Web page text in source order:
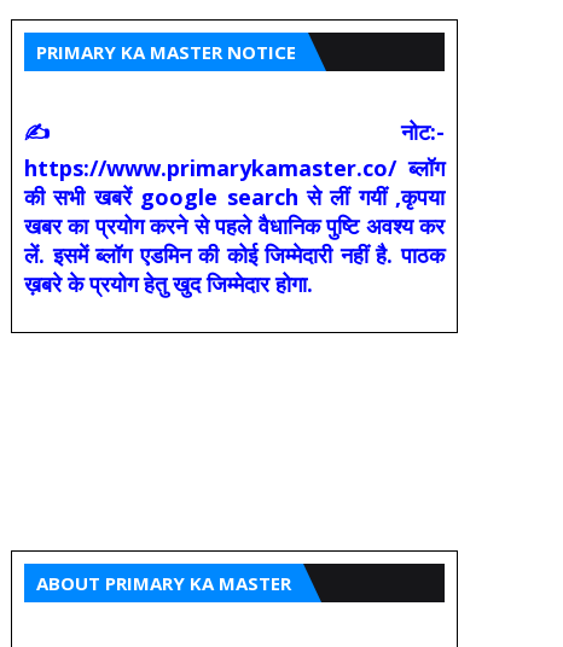
PRIMARY KA MASTER NOTICE
✍ नोट:-
https://www.primarykamaster.co/ ब्लॉग
की सभी खबरें google search से लीं गयीं ,कृपया
खबर का प्रयोग करने से पहले वैधानिक पुष्टि अवश्य कर
लें. इसमें ब्लॉग एडमिन की कोई जिम्मेदारी नहीं है. पाठक
ख़बरे के प्रयोग हेतु खुद जिम्मेदार होगा.
ABOUT PRIMARY KA MASTER